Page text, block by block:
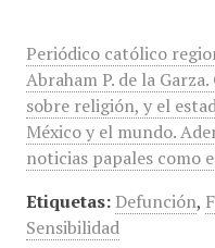
Periódico católico
Abraham P. de la
sobre religión, y el
México y el mundo.
noticias papales como
Etiquetas: Defunción,
Sensibilidad